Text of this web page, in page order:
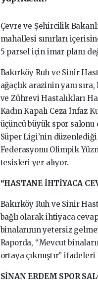
Çevre ve Şehircilik
mahallesi sınırları
5 parsel için imar planı
Bakırköy Ruh ve Sinir
ağaçlık arazinin yanı
ve Zührevi Hastalıkları
Kadın Kapalı Ceza İnfaz
üçüncü büyük spor salonu
Süper Ligi’nin
Federasyonu Olimpik
tesisleri yer alıyor.
“HASTANE İHTİYACA
Bakırköy Ruh ve Sinir
bağlı olarak ihtiyaca
binalarının yetersiz
Raporda, “Mevcut
ortaya çıkmıştır” ifadeleri
SİNAN ERDEM SPOR